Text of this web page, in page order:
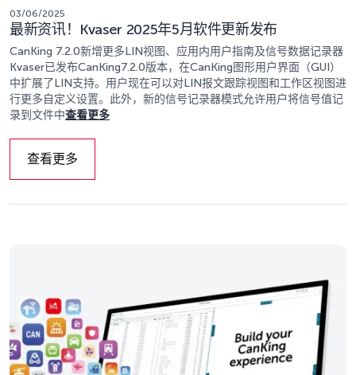
03/06/2025
最新资讯！Kvaser 2025年5月软件更新发布
CanKing 7.2.0新增更多LIN视图、应用内用户指南及信号数据记录器
Kvaser已发布CanKing7.2.0版本，在CanKing图形用户界面（GUI）
中扩展了LIN支持。用户现在可以对LIN报文跟踪视图和工作区视图进
行更多自定义设置。此外，新的信号记录器模式允许用户将信号值记
录到文件中查看更多
查看更多